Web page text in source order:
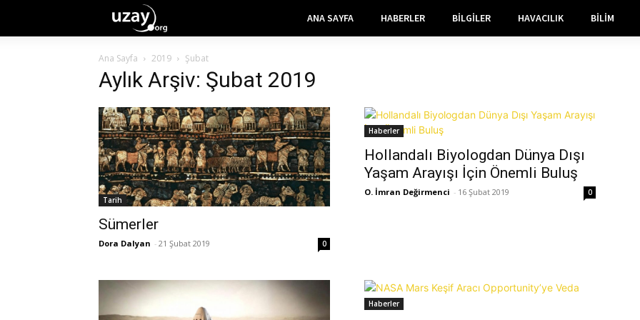
ANA SAYFA HABERLER BILGILER HAVACILIK BILIM
Ana Sayfa 2019 Şubat
Aylık Arşiv: Şubat 2019
Tarih
Sümerler
Dora Dalyan - 21 Şubat 2019 0
Haberler
Hollandalı Biyologdan Dünya Dışı
Yaşam Arayışı İçin Önemli Buluş
O. İmran Değirmenci - 16 Şubat 2019 0
Haberler